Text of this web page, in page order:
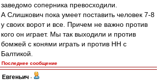
заведомо соперника превосходили.
А Слишкович пока умеет поставить человек 7-8
у своих ворот и все. Причем не важно против
кого он играет. Мы так выходили и против
бомжей с конями играть и против НН с
Балтикой.
Последнее сообщение
Евгеньич -